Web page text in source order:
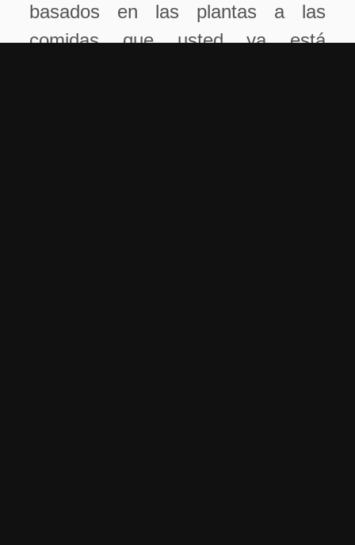
basados en las plantas a las
comidas que usted ya está